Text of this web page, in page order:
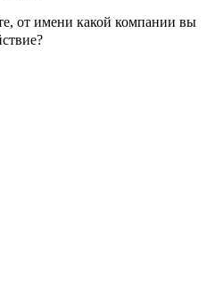
от имени какой компании вы